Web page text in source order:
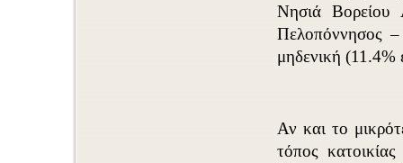
Νησιά Βορείου
Πελοπόννησος
μηδενική (11.4%
Αν και το
τόπος